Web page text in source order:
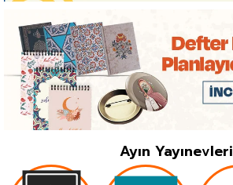
Ayın Yayınevleri